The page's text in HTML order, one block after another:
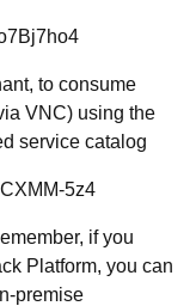
to consume
VNC) using the
service catalog
5z4
if you
Platform, you can
premise